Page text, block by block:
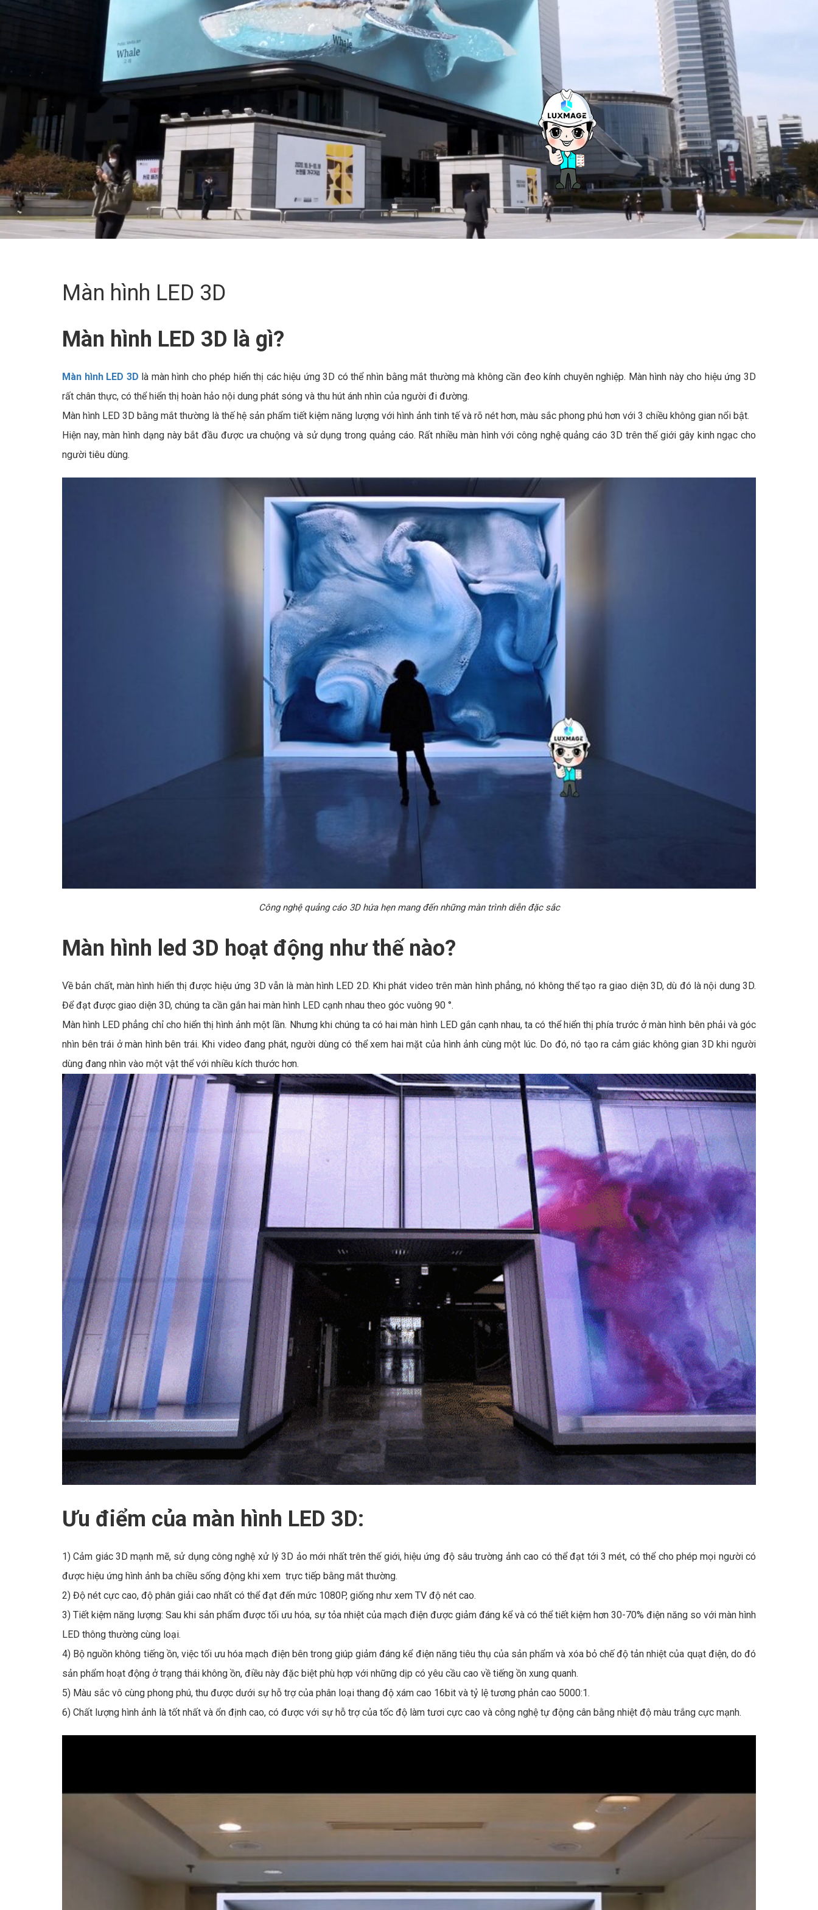
Màn hình LED 3D
Màn hình LED 3D là gì?
Màn hình LED 3D là màn hình cho phép hiển thị các hiệu ứng 3D có thể nhìn bằng mắt thường mà không cần đeo kính chuyên nghiệp. Màn hình này cho hiệu ứng 3D
rất chân thực, có thể hiển thị hoàn hảo nội dung phát sóng và thu hút ánh nhìn của người đi đường.
Màn hình LED 3D bằng mắt thường là thế hệ sản phẩm tiết kiệm năng lượng với hình ảnh tinh tế và rõ nét hơn, màu sắc phong phú hơn với 3 chiều không gian nổi bật.
Hiện nay, màn hình dạng này bắt đầu được ưa chuộng và sử dụng trong quảng cáo. Rất nhiều màn hình với công nghệ quảng cáo 3D trên thế giới gây kinh ngạc cho
người tiêu dùng.
Công nghệ quảng cáo 3D hứa hẹn mang đến những màn trình diễn đặc sắc
Màn hình led 3D hoạt động như thế nào?
Về bản chất, màn hình hiển thị được hiệu ứng 3D vẫn là màn hình LED 2D. Khi phát video trên màn hình phẳng, nó không thể tạo ra giao diện 3D, dù đó là nội dung 3D.
Để đạt được giao diện 3D, chúng ta cần gắn hai màn hình LED cạnh nhau theo góc vuông 90 °.
Màn hình LED phẳng chỉ cho hiển thị hình ảnh một lần. Nhưng khi chúng ta có hai màn hình LED gắn cạnh nhau, ta có thể hiển thị phía trước ở màn hình bên phải và góc
nhìn bên trái ở màn hình bên trái. Khi video đang phát, người dùng có thể xem hai mặt của hình ảnh cùng một lúc. Do đó, nó tạo ra cảm giác không gian 3D khi người
dùng đang nhìn vào một vật thể với nhiều kích thước hơn.
Ưu điểm của màn hình LED 3D:
1) Cảm giác 3D mạnh mẽ, sử dụng công nghệ xử lý 3D ảo mới nhất trên thế giới, hiệu ứng độ sâu trường ảnh cao có thể đạt tới 3 mét, có thể cho phép mọi người có
được hiệu ứng hình ảnh ba chiều sống động khi xem trực tiếp bằng mắt thường.
2) Độ nét cực cao, độ phân giải cao nhất có thể đạt đến mức 1080P, giống như xem TV độ nét cao.
3) Tiết kiệm năng lượng: Sau khi sản phẩm được tối ưu hóa, sự tỏa nhiệt của mạch điện được giảm đáng kể và có thể tiết kiệm hơn 30-70% điện năng so với màn hình
LED thông thường cùng loại.
4) Bộ nguồn không tiếng ồn, việc tối ưu hóa mạch điện bên trong giúp giảm đáng kể điện năng tiêu thụ của sản phẩm và xóa bỏ chế độ tản nhiệt của quạt điện, do đó
sản phẩm hoạt động ở trạng thái không ồn, điều này đặc biệt phù hợp với những dịp có yêu cầu cao về tiếng ồn xung quanh.
5) Màu sắc vô cùng phong phú, thu được dưới sự hỗ trợ của phân loại thang độ xám cao 16bit và tỷ lệ tương phản cao 5000:1.
6) Chất lượng hình ảnh là tốt nhất và ổn định cao, có được với sự hỗ trợ của tốc độ làm tươi cực cao và công nghệ tự động cân bằng nhiệt độ màu trắng cực mạnh.